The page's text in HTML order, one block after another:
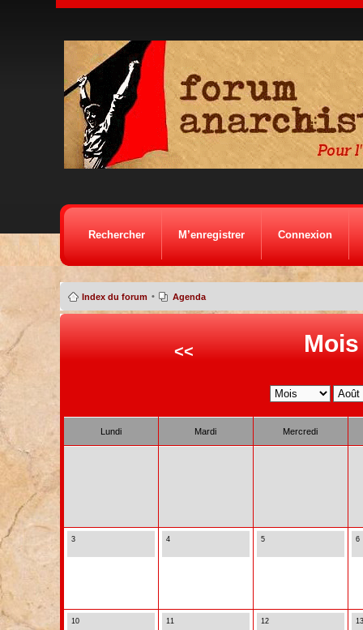
Rechercher M’enregistrer Connexion
Index du forum • Agenda
<<
Lundi Mardi Mercredi
3 4 5 6
10 11 12 13